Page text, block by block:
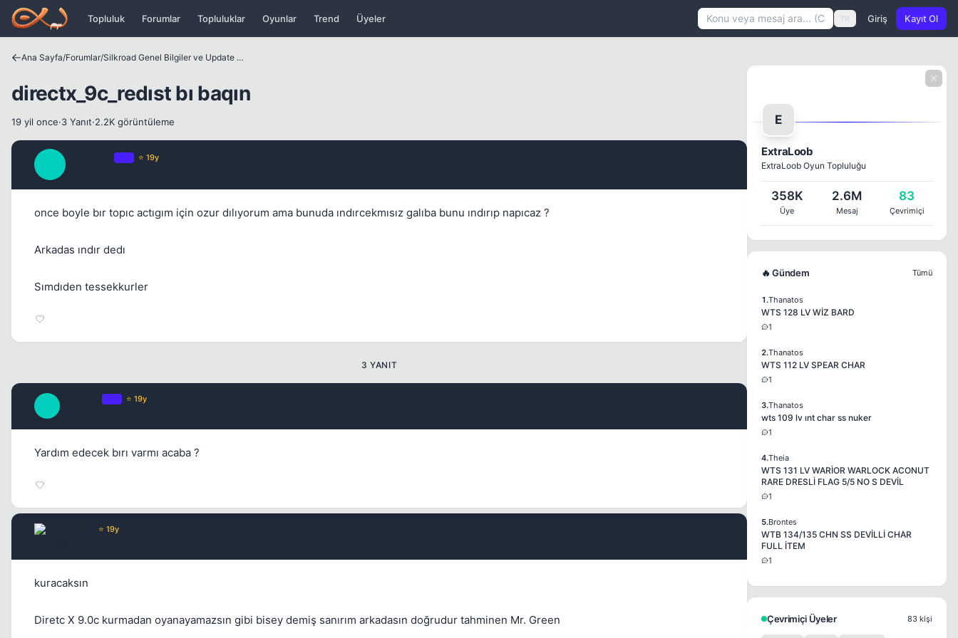
Icerige atla
Topluluk Forumlar Topluluklar Oyunlar Trend Üyeler TR Giriş Kayıt Ol
Ana Sayfa/Forumlar/ Silkroad Genel Bilgiler ve Update Bilgileri
directx_9c_redıst bı baqın
19 yil once·3 Yanıt·2.2K görüntüleme
💎
Mevcut reputation puanın
⭐ 19y
once boyle bır topıc actıgım için ozur dılıyorum ama bunuda ındırcekmısız galıba bunu ındırıp napıcaz ?
Arkadas ındır dedı
Sımdıden tessekkurler
3 YANIT
⭐ 19y
Yardım edecek bırı varmı acaba ?
⭐ 19y
kuracaksın
Diretc X 9.0c kurmadan oyanayamazsın gibi bisey demiş sanırım arkadasın doğrudur tahminen Mr. Green
E
ExtraLoob
ExtraLoob Oyun Topluluğu
358K
Üye
2.6M
Mesaj
83
Çevrimiçi
🔥 Gündem Tümü
1.Thanatos
WTS 128 LV WİZ BARD
1
2.Thanatos
WTS 112 LV SPEAR CHAR
1
3.Thanatos
wts 109 lv ınt char ss nuker
1
4.Theia
WTS 131 LV WARİOR WARLOCK ACONUT
RARE DRESLİ FLAG 5/5 NO S DEVİL
1
5.Brontes
WTB 134/135 CHN SS DEVİLLİ CHAR
FULL İTEM
1
Çevrimiçi Üyeler 83 kişi